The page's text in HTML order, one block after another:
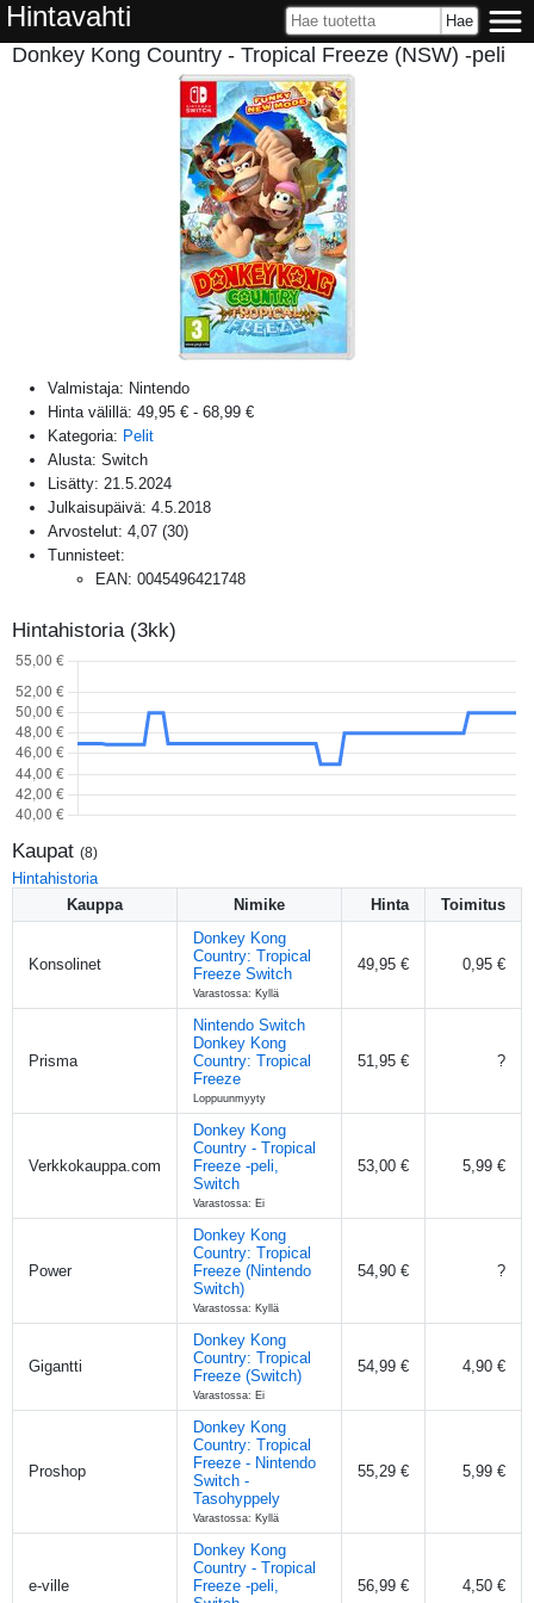
Hintavahti
Donkey Kong Country - Tropical Freeze (NSW) -peli
Valmistaja: Nintendo
Hinta välillä: 49,95 € - 68,99 €
Kategoria: Pelit
Alusta: Switch
Lisätty: 21.5.2024
Julkaisupäivä: 4.5.2018
Arvostelut: 4,07 (30)
Tunnisteet:
EAN: 0045496421748
Hintahistoria (3kk)
Kaupat (8)
Hintahistoria
Kauppa
Nimike Hinta Toimitus
Konsolinet
Donkey Kong
Country: Tropical
Freeze Switch
Varastossa: Kyllä
49,95 € 0,95 €
Prisma
Nintendo Switch
Donkey Kong
Country: Tropical
Freeze
Loppuunmyyty
51,95 € ?
Verkkokauppa.com
Donkey Kong
Country - Tropical
Freeze -peli,
Switch
Varastossa: Ei
53,00 € 5,99 €
Power
Donkey Kong
Country: Tropical
Freeze (Nintendo
Switch)
Varastossa: Kyllä
54,90 € ?
Gigantti
Donkey Kong
Country: Tropical
Freeze (Switch)
Varastossa: Ei
54,99 € 4,90 €
Proshop
Donkey Kong
Country: Tropical
Freeze - Nintendo
Switch -
Tasohyppely
Varastossa: Kyllä
55,29 € 5,99 €
e-ville
Donkey Kong
Country - Tropical
Freeze -peli,
56,99 € 4,50 €